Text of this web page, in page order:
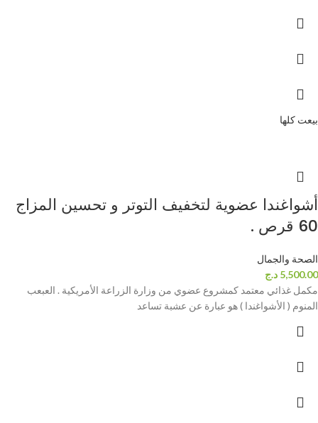
بيعت كلها
أشواغندا عضوية لتخفيف التوتر و تحسين المزاج
60 قرص .
الصحة والجمال
5,500.00 د.ج
مكمل غذائي معتمد كمشروع عضوي من وزارة الزراعة الأمريكية . العبعب
المنوم ( الأشواغندا ) هو عبارة عن عشبة تساعد